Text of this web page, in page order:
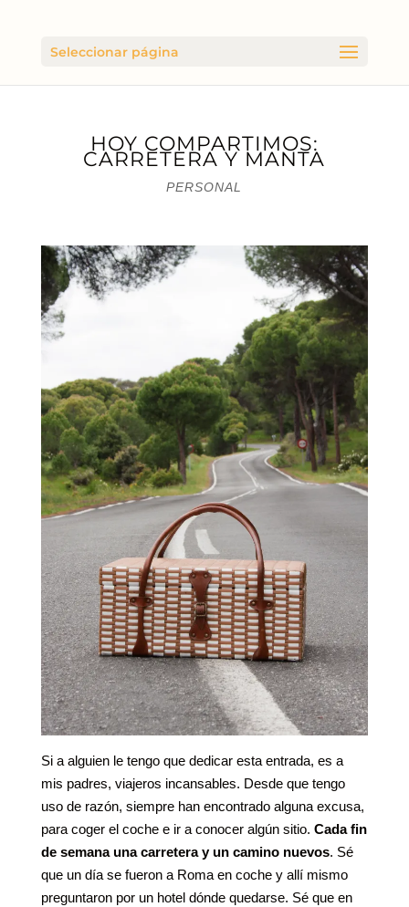
Seleccionar página
HOY COMPARTIMOS:
CARRETERA Y MANTA
PERSONAL
Si a alguien le tengo que dedicar esta entrada, es a
mis padres, viajeros incansables. Desde que tengo
uso de razón, siempre han encontrado alguna excusa,
para coger el coche e ir a conocer algún sitio. Cada fin
de semana una carretera y un camino nuevos. Sé
que un día se fueron a Roma en coche y allí mismo
preguntaron por un hotel dónde quedarse. Sé que en